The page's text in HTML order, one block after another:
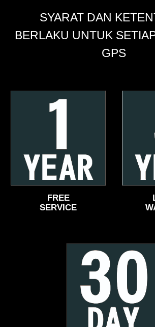
SYARAT DAN
BERLAKU UNTUK
GPS
FREE
SERVICE